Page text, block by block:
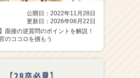
公開日：2022年11月28日
更新日：2026年06月22日
面接の逆質問のポイントを解説！
のココロを掴もう